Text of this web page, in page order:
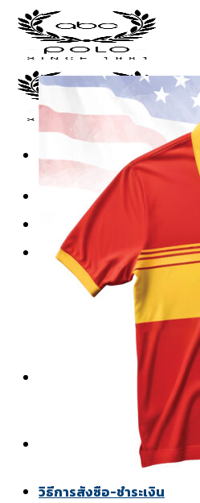
Skip
to
content
เสื้อโปโลพร้อมส่ง
เสื้อโปโล
เสื้อโปโลแบบธรรมดา
เสื้อโปโลแบบตัดต่อ
เสื้อโปโลแขนยาว
เสื้อโปโลพิมพ์ลาย
เสื้อคอกลม-คอวี
เสื้อช็อปทั้งหมด
เสื้อช็อปแขนสั้น
วิธีการสั่งซื้อ-ชำระเงิน